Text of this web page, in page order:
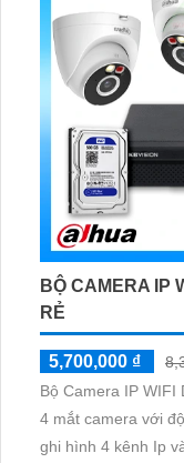
BỘ CAMERA IP
RẺ
5,700,000 ₫
Bộ Camera IP WIFI
4 mắt camera với
ghi hình 4 kênh Ip